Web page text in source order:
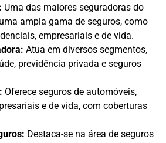
Uma das maiores seguradoras do
ampla gama de seguros, como
empresariais e de vida.
Atua em diversos segmentos,
previdência privada e seguros
Oferece seguros de automóveis,
e de vida, com coberturas
Destaca-se na área de seguros